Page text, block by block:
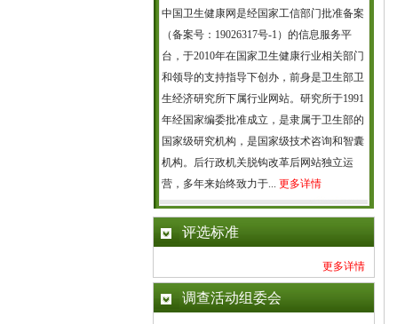
中国卫生健康网是经国家工信部门批准备案
（备案号：19026317号-1）的信息服务平
台，于2010年在国家卫生健康行业相关部门
和领导的支持指导下创办，前身是卫生部卫
生经济研究所下属行业网站。研究所于1991
年经国家编委批准成立，是隶属于卫生部的
国家级研究机构，是国家级技术咨询和智囊
机构。后行政机关脱钩改革后网站独立运
营，多年来始终致力于... 更多详情
评选标准
更多详情
调查活动组委会